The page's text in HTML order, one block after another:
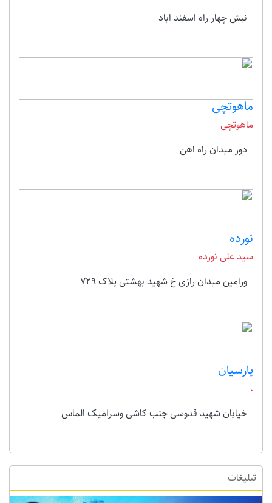
نبش چهار راه اسفند اباد
ماهوتچی
ماهوتچی
دور میدان راه اهن
نورده
سید علی نورده
ورامین میدان رازی خ شهید بهشتی پلاک 729
پارسیان
.
خیابان شهید قدوسی جنب کاشی وسرامیک الماس
تبلیغات